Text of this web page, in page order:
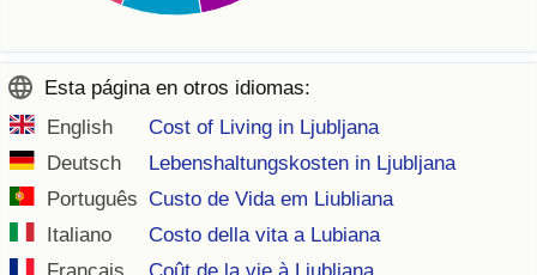
Esta página en otros idiomas:
English
Cost of Living in Ljubljana
Deutsch
Lebenshaltungskosten in Ljubljana
Português Custo de Vida em Liubliana
Italiano
Costo della vita a Lubiana